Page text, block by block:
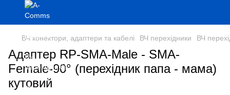
ВЧ конектори, адаптери та кабелі ВЧ перехідники ВЧ
Адаптер RP-SMA-Male - SMA-
Female-90° (перехідник папа - мама)
кутовий